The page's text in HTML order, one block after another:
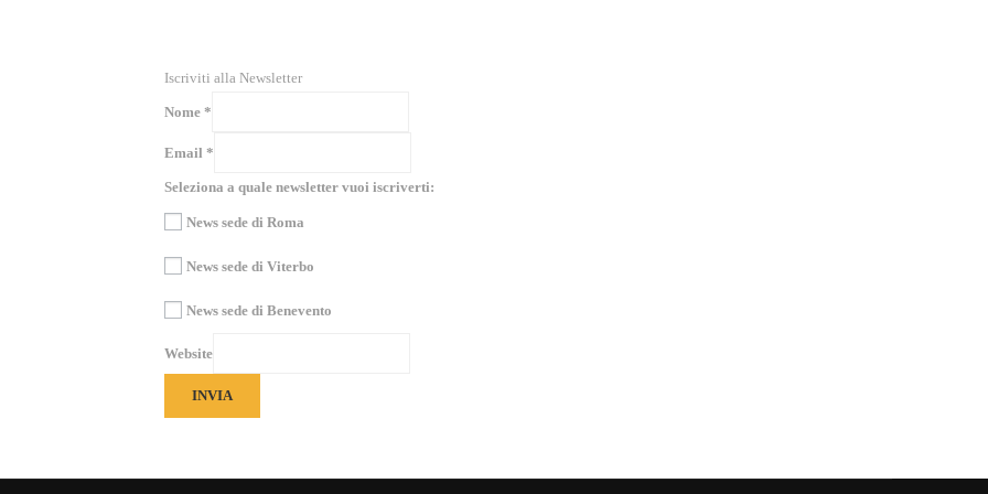
Iscriviti alla Newsletter
Nome *
Email *
Seleziona a quale newsletter vuoi iscriverti:
News sede di Roma
News sede di Viterbo
News sede di Benevento
Website
INVIA